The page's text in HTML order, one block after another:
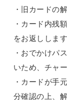
・旧カードの
・カード内残
をお返しします
・おでかけパ
いため、チャ
・カードが手
分確認の上、